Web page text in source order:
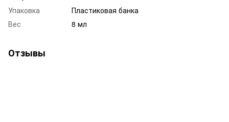
Упаковка
Пластиковая банка
Вес
8 мл
Отзывы